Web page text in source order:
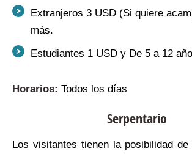
Extranjeros 3 USD (Si quiere
más.
Estudiantes 1 USD y De 5 a 12
Horarios: Todos los días
Serpentario
Los visitantes tienen la posibilidad